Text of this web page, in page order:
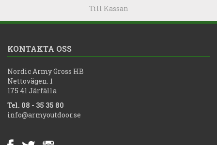
Till Kassan
KONTAKTA OSS
Nordic Army Gross HB
Nettovägen. 1
175 41 Järfälla
Tel. 08 - 35 35 80
info@armyoutdoor.se